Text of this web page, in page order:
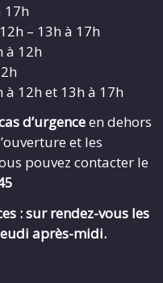
17h
– 13h à 17h
à 12h
à 12h et 13h à 17h
d’urgenceen dehors
et les
pouvez contacter le
: sur rendez-vous les
après-midi.